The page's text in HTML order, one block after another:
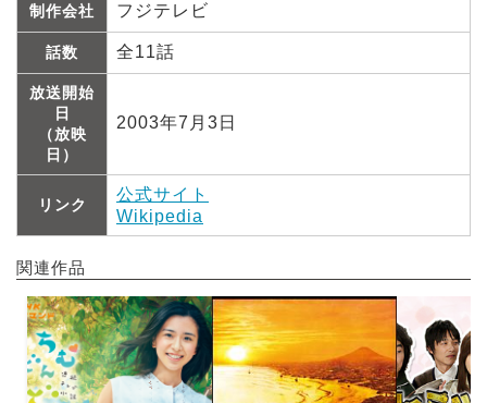
制作会社 フジテレビ
話数 全11話
放送開始
日
（放映
日）
2003年7月3日
リンク
公式サイト
Wikipedia
関連作品